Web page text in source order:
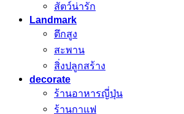
สัตว์น่ารัก
Landmark
ตึกสูง
สะพาน
สิ่งปลูกสร้าง
decorate
ร้านอาหารญี่ปุ่น
ร้านกาแฟ